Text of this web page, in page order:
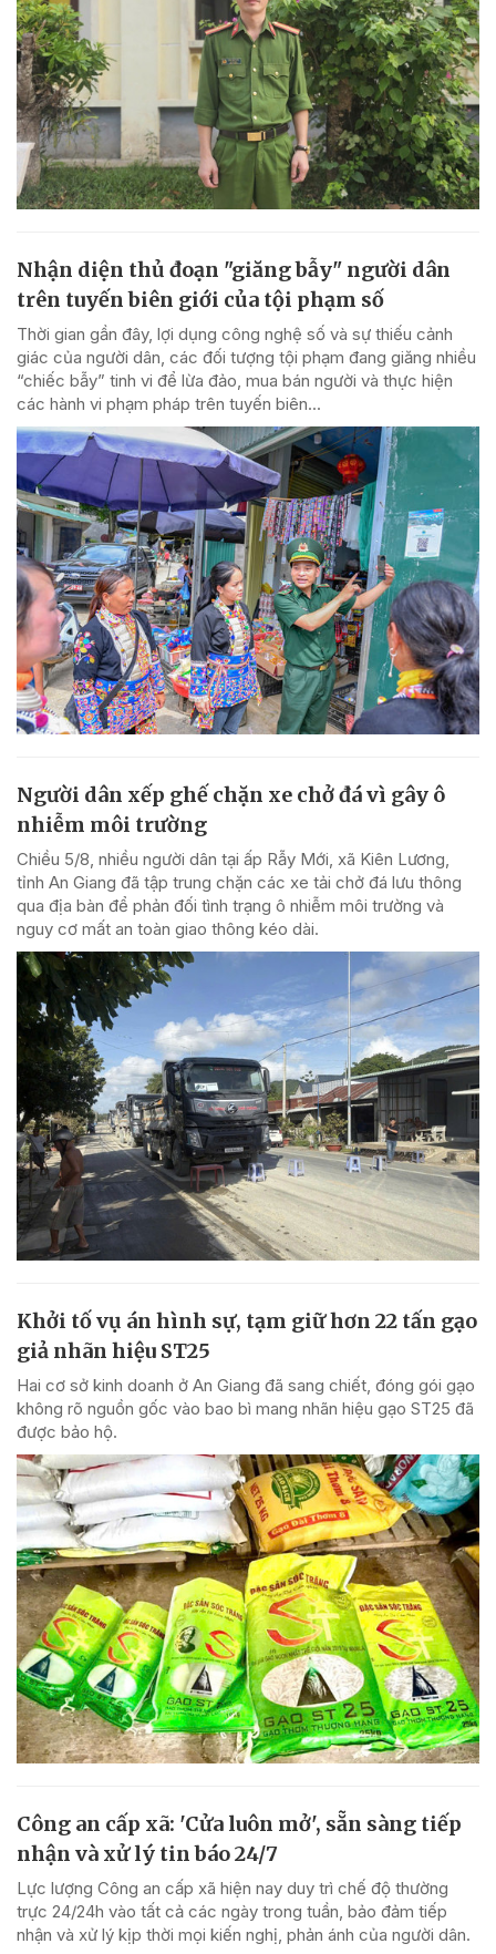
Nhận diện thủ đoạn "giăng bẫy" người dân
trên tuyến biên giới của tội phạm số
Thời gian gần đây, lợi dụng công nghệ số và sự thiếu cảnh
giác của người dân, các đối tượng tội phạm đang giăng nhiều
“chiếc bẫy” tinh vi để lừa đảo, mua bán người và thực hiện
các hành vi phạm pháp trên tuyến biên...
Người dân xếp ghế chặn xe chở đá vì gây ô
nhiễm môi trường
Chiều 5/8, nhiều người dân tại ấp Rẫy Mới, xã Kiên Lương,
tỉnh An Giang đã tập trung chặn các xe tải chở đá lưu thông
qua địa bàn để phản đối tình trạng ô nhiễm môi trường và
nguy cơ mất an toàn giao thông kéo dài.
Khởi tố vụ án hình sự, tạm giữ hơn 22 tấn gạo
giả nhãn hiệu ST25
Hai cơ sở kinh doanh ở An Giang đã sang chiết, đóng gói gạo
không rõ nguồn gốc vào bao bì mang nhãn hiệu gạo ST25 đã
được bảo hộ.
Công an cấp xã: 'Cửa luôn mở', sẵn sàng tiếp
nhận và xử lý tin báo 24/7
Lực lượng Công an cấp xã hiện nay duy trì chế độ thường
trực 24/24h vào tất cả các ngày trong tuần, bảo đảm tiếp
nhận và xử lý kịp thời mọi kiến nghị, phản ánh của người dân.